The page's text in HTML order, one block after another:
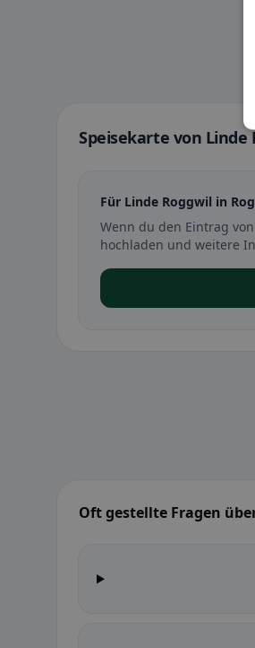
Speisekarte von Linde
Für Linde Roggwil in
Wenn du den Eintrag
hochladen und weitere
Oft gestellte Fragen